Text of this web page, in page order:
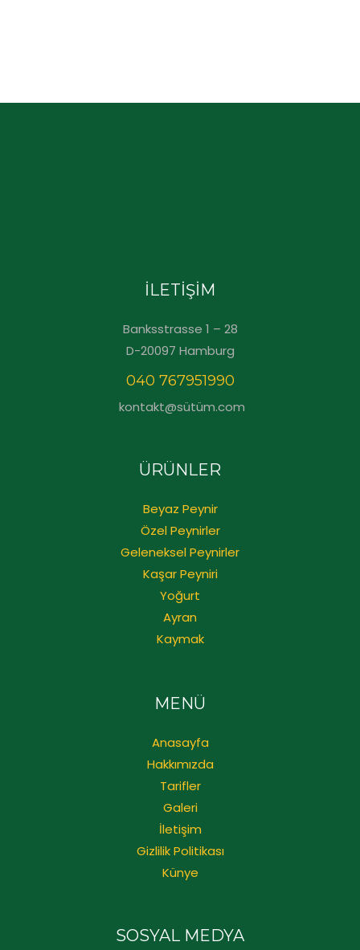
İLETİŞİM
Banksstrasse 1 – 28
D-20097 Hamburg
040 767951990
kontakt@sütüm.com
ÜRÜNLER
Beyaz Peynir
Özel Peynirler
Geleneksel Peynirler
Kaşar Peyniri
Yoğurt
Ayran
Kaymak
MENÜ
Anasayfa
Hakkımızda
Tarifler
Galeri
İletişim
Gizlilik Politikası
Künye
SOSYAL MEDYA